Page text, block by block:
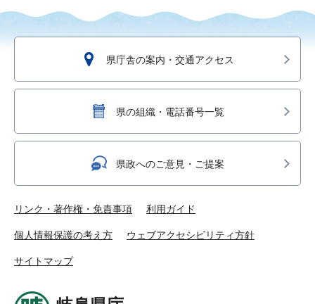
県庁舎の案内・交通アクセス
県の組織・電話番号一覧
県政へのご意見・ご提案
リンク・著作権・免責事項 利用ガイド
個人情報保護の考え方 ウェブアクセシビリティ方針
サイトマップ